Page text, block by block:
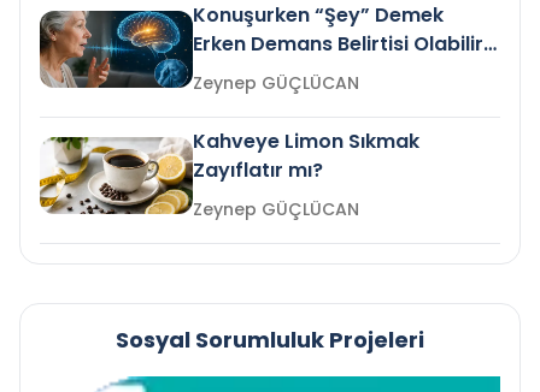
Konuşurken “Şey” Demek
Erken Demans Belirtisi Olabilir
mi?
Zeynep GÜÇLÜCAN
Kahveye Limon Sıkmak
Zayıflatır mı?
Zeynep GÜÇLÜCAN
Sosyal Sorumluluk Projeleri